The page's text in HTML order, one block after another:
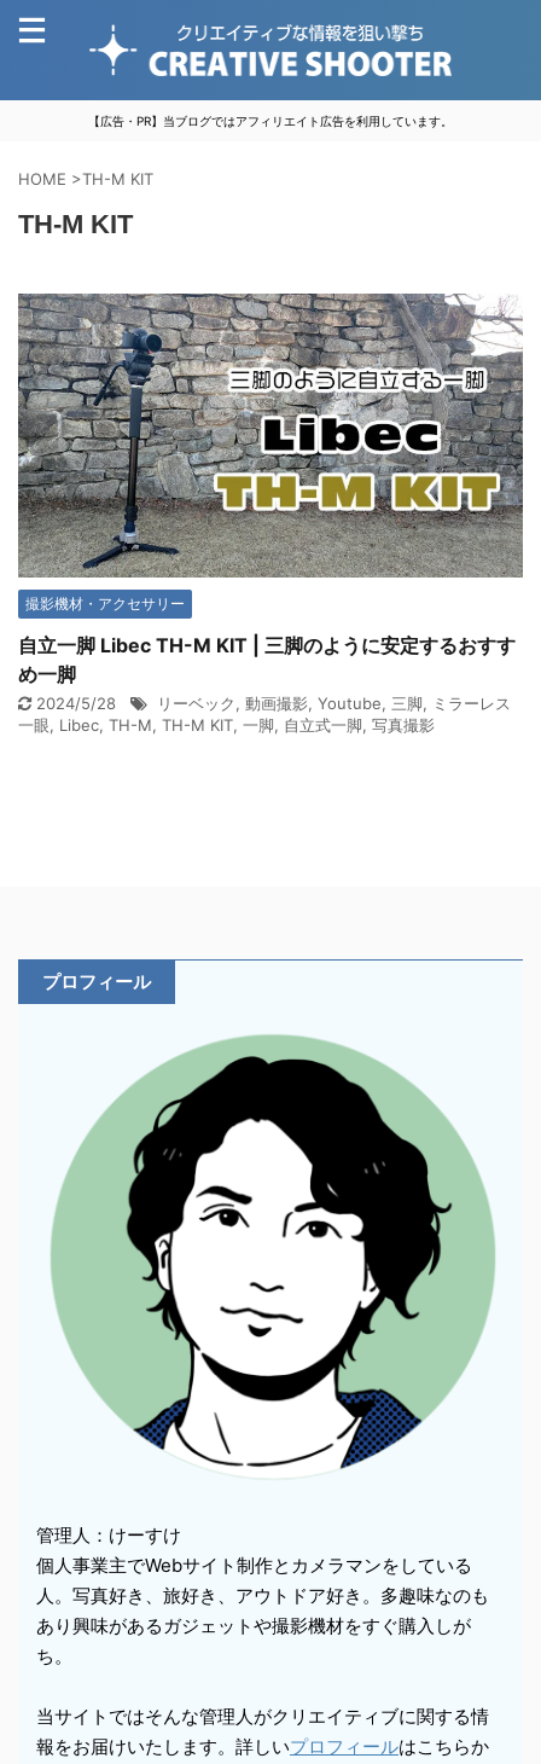
【広告・PR】当ブログではアフィリエイト広告を利用しています。
HOME >TH-M KIT
TH-M KIT
撮影機材・アクセサリー
自立一脚 Libec TH-M KIT | 三脚のように安定するおすす
め一脚
2024/5/28 リーベック, 動画撮影, Youtube, 三脚, ミラーレス
一眼, Libec, TH-M, TH-M KIT, 一脚, 自立式一脚, 写真撮影
プロフィール
管理人：けーすけ
個人事業主でWebサイト制作とカメラマンをしている
人。写真好き、旅好き、アウトドア好き。多趣味なのも
あり興味があるガジェットや撮影機材をすぐ購入しが
ち。
当サイトではそんな管理人がクリエイティブに関する情
報をお届けいたします。詳しいプロフィールはこちらか